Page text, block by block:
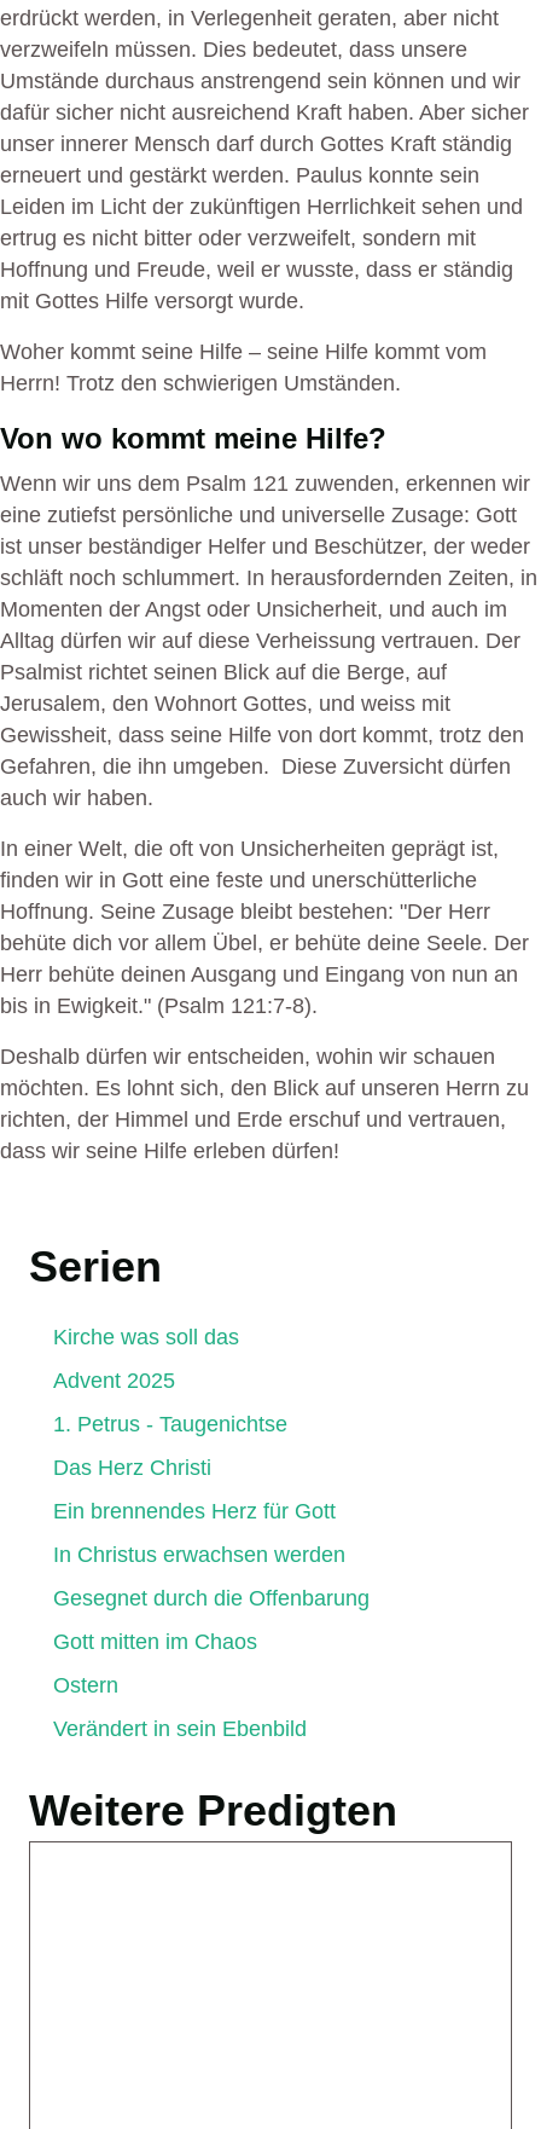
erdrückt werden, in Verlegenheit geraten, aber nicht
verzweifeln müssen. Dies bedeutet, dass unsere
Umstände durchaus anstrengend sein können und wir
dafür sicher nicht ausreichend Kraft haben. Aber sicher
unser innerer Mensch darf durch Gottes Kraft ständig
erneuert und gestärkt werden. Paulus konnte sein
Leiden im Licht der zukünftigen Herrlichkeit sehen und
ertrug es nicht bitter oder verzweifelt, sondern mit
Hoffnung und Freude, weil er wusste, dass er ständig
mit Gottes Hilfe versorgt wurde.
Woher kommt seine Hilfe – seine Hilfe kommt vom
Herrn! Trotz den schwierigen Umständen.
Von wo kommt meine Hilfe?
Wenn wir uns dem Psalm 121 zuwenden, erkennen wir
eine zutiefst persönliche und universelle Zusage: Gott
ist unser beständiger Helfer und Beschützer, der weder
schläft noch schlummert. In herausfordernden Zeiten, in
Momenten der Angst oder Unsicherheit, und auch im
Alltag dürfen wir auf diese Verheissung vertrauen. Der
Psalmist richtet seinen Blick auf die Berge, auf
Jerusalem, den Wohnort Gottes, und weiss mit
Gewissheit, dass seine Hilfe von dort kommt, trotz den
Gefahren, die ihn umgeben. Diese Zuversicht dürfen
auch wir haben.
In einer Welt, die oft von Unsicherheiten geprägt ist,
finden wir in Gott eine feste und unerschütterliche
Hoffnung. Seine Zusage bleibt bestehen: "Der Herr
behüte dich vor allem Übel, er behüte deine Seele. Der
Herr behüte deinen Ausgang und Eingang von nun an
bis in Ewigkeit." (Psalm 121:7-8).
Deshalb dürfen wir entscheiden, wohin wir schauen
möchten. Es lohnt sich, den Blick auf unseren Herrn zu
richten, der Himmel und Erde erschuf und vertrauen,
dass wir seine Hilfe erleben dürfen!
Serien
Kirche was soll das
Advent 2025
1. Petrus - Taugenichtse
Das Herz Christi
Ein brennendes Herz für Gott
In Christus erwachsen werden
Gesegnet durch die Offenbarung
Gott mitten im Chaos
Ostern
Verändert in sein Ebenbild
Weitere Predigten